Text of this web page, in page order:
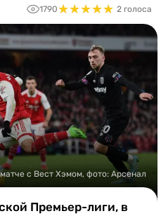
1790★★★★★
★★★★★ 2 голоса
с Вест Хэмом, фото: Арсенал
Премьер-лиги, в